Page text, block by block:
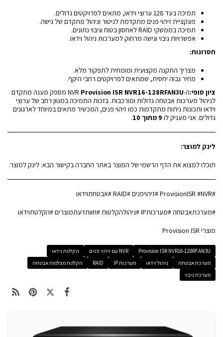
תמיכה בעד 128 ערוצי וידאו, מתאים לפרויקטים גדולים.
פונקציית זיהוי פנים מתקדמת לניטור וניהול מתקדם של גישה.
תמיכה בממשקי RAID לאחסון בטוח וגיבוי נתונים.
אפשרויות גיבוי וגישה מרחוק למערכות ניהול וידאו.
חסרונות:
מצריך התקנה מקצועית ומומחית לתפקוד מלא.
מחיר גבוה יחסית, שמתאים לפרויקטים רחבי היקף.
ציון סופי:ה-NVRProvision ISR NVR16-128RFAN3U
מספק מענה מתקדם
לניהול מערכות אבטחה גדולות ומורכבות. בזכות התמיכה במגוון רחב של ערוצי
וידאו ותכונות ניתוח מתקדמות כמו זיהוי פנים, המכשיר מתאים במיוחד לארגונים
גדולים. אני מעניק לו 9 מתוך 10 .
לינק למוצר:
תוכלו למצוא את הדף הרשמי של המוצר באתר החברה בקישור הבא: לינק למוצר.
#ProvisionISR #NVR #זיהויפנים #RAID #אבטחתוידאו
#מערכתאבטחה #מערכותIP #ניהולהקלטות #חוותדעתמוצרים #הקלטתוידאו
מוצרי Provision ISR
Provision ISR NVR16-128RFAN3U NVR עם זיהוי פנים
הקלטת וידאו
מערכת אבטחה
ניהול וידאו מערכות IP RAID
הקלטת מצלמות אבטחה
מערכת גיבוי